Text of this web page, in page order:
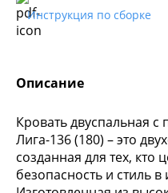
Описание
Кровать двуспальная
Лига-136 (180) – это
созданная для тех, кто
безопасность и стиль
Инструкция по сборке